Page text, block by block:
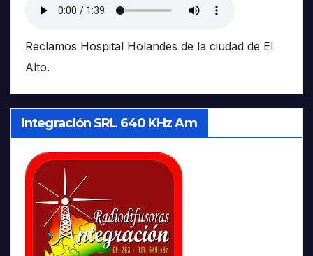
Reclamos Hospital Holandes de la ciudad de El
Alto.
Integración SRL 640 KHz Am